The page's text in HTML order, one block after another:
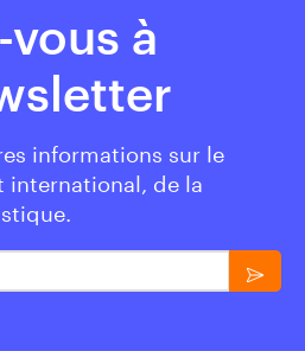
à
informations sur le
de la